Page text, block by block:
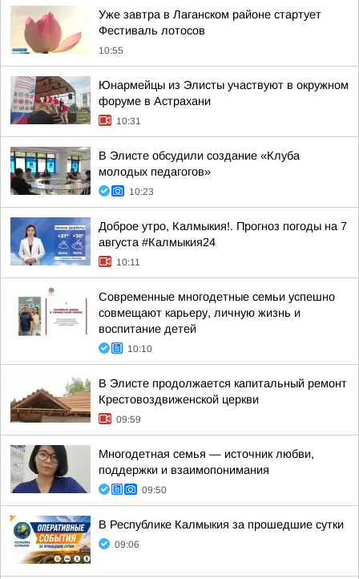
Уже завтра в Лаганском районе стартует
Фестиваль лотосов
10:55
Юнармейцы из Элисты участвуют в окружном
форуме в Астрахани
10:31
В Элисте обсудили создание «Клуба
молодых педагогов»
10:23
Доброе утро, Калмыкия!. Прогноз погоды на 7
августа #Калмыкия24
10:11
Современные многодетные семьи успешно
совмещают карьеру, личную жизнь и
воспитание детей
10:10
В Элисте продолжается капитальный ремонт
Крестовоздвиженской церкви
09:59
Многодетная семья — источник любви,
поддержки и взаимопонимания
09:50
В Республике Калмыкия за прошедшие сутки
09:06